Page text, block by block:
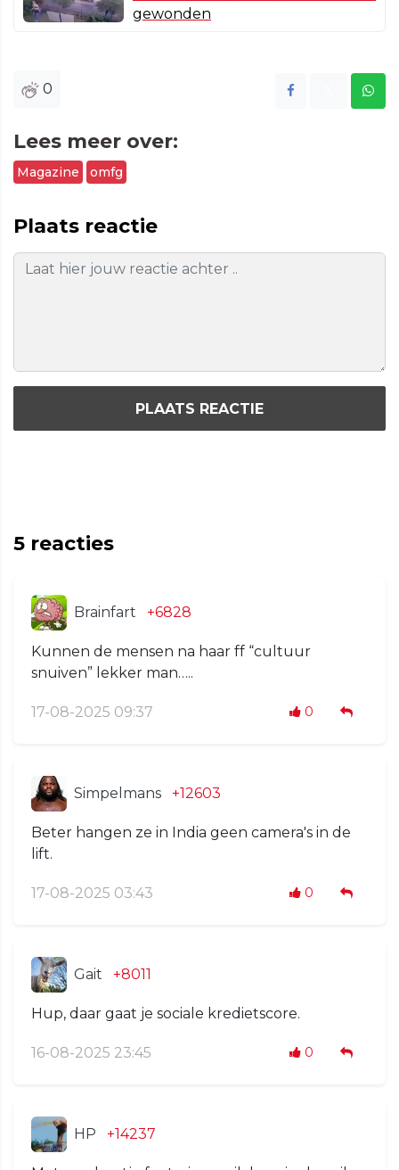
gewonden
0
Lees meer over:
Magazine omfg
Plaats reactie
PLAATS REACTIE
5 reacties
Brainfart +6828
Kunnen de mensen na haar ff “cultuur
snuiven” lekker man…..
17-08-2025 09:37 0
Simpelmans +12603
Beter hangen ze in India geen camera's in de
lift.
17-08-2025 03:43 0
Gait +8011
Hup, daar gaat je sociale kredietscore.
16-08-2025 23:45 0
HP +14237